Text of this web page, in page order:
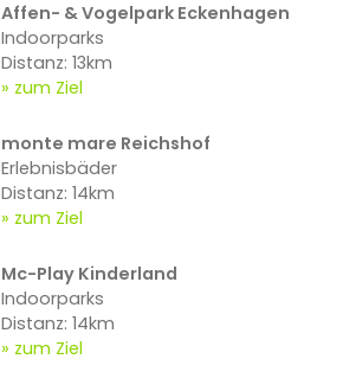
Affen- & Vogelpark Eckenhagen
Indoorparks
Distanz: 13km
zum Ziel
monte mare Reichshof
Erlebnisbäder
Distanz: 14km
zum Ziel
Mc-Play Kinderland
Indoorparks
Distanz: 14km
zum Ziel